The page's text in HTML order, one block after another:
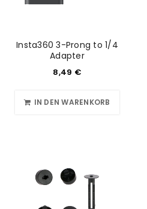
Insta360 3-Prong to 1/4
Adapter
8,49 €
IN DEN WARENKORB